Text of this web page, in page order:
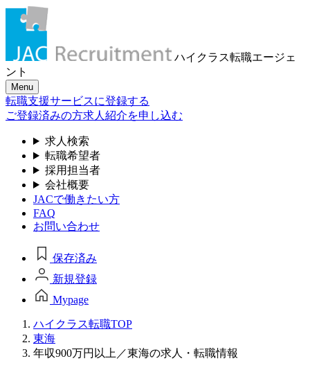
ハイクラス転職エージェ
ント
Menu
転職支援サービスに登録する
ご登録済みの方求人紹介を申し込む
求人検索
転職希望者
採用担当者
会社概要
JACで働きたい方
FAQ
お問い合わせ
保存済み
新規登録
Mypage
ハイクラス転職TOP
東海
年収900万円以上／東海の求人・転職情報